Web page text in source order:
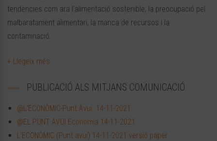
tendències com ara l’alimentació sostenible, la preocupació pel
malbaratament alimentari, la manca de recursos i la
contaminació.
+ Llegeix més
PUBLICACIÓ ALS MITJANS COMUNICACIÓ
@L’ECONÒMIC-Punt Avui 14-11-2021
@EL PUNT AVUI Economia 14-11-2021
L’ECONÒMIC (Punt avui) 14-11-2021 versió paper